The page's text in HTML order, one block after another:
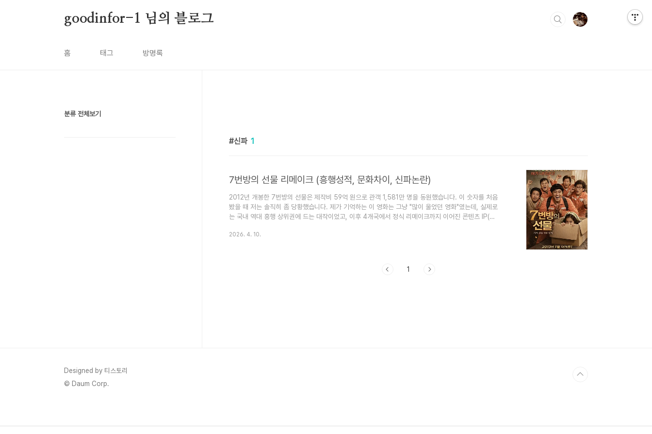
goodinfor-1 님의 블로그
홈 태그 방명록
신파 1
7번방의 선물 리메이크 (흥행성적, 문화차이, 신파논란)
2012년 개봉한 7번방의 선물은 제작비 59억 원으로 관객 1,581만 명을 동원했습니다. 이 숫자를 처음
봤을 때 저는 솔직히 좀 당황했습니다. 제가 기억하는 이 영화는 그냥 "많이 울었던 영화"였는데, 실제로
는 국내 역대 흥행 상위권에 드는 대작이었고, 이후 4개국에서 정식 리메이크까지 이어진 콘텐츠 IP(지
하다는 인식이 있습니다. 저도 그렇게 생각했는데, 실제 흥행 데이터를 들여다보면 이야기가 달라집니
2026. 4. 10.
1
분류 전체보기
Designed by 티스토리
© Daum Corp.